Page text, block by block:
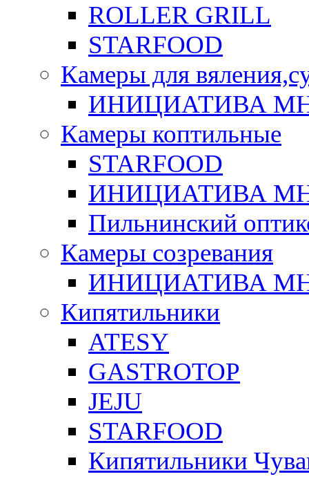
ROLLER GRILL
STARFOOD
Камеры для
ИНИЦИАТИВА
Камеры коптильные
STARFOOD
ИНИЦИАТИВА
Пильнинский
Камеры созревания
ИНИЦИАТИВА
Кипятильники
ATESY
GASTROTOP
JEJU
STARFOOD
Кипятильники